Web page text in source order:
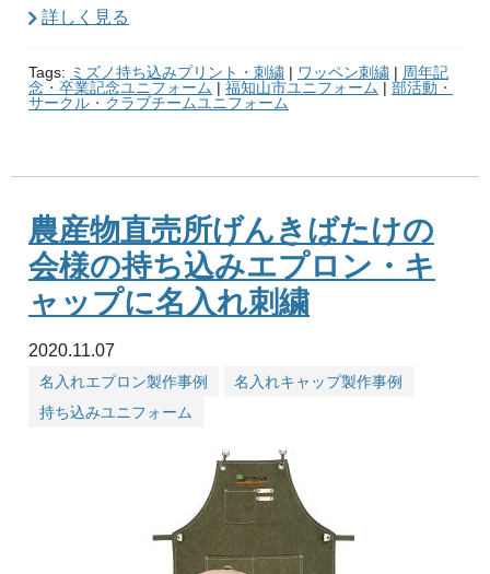
詳しく見る
Tags: ミズノ持ち込みプリント・刺繍 | ワッペン刺繍 | 周年記
念・卒業記念ユニフォーム | 福知山市ユニフォーム | 部活動・
サークル・クラブチームユニフォーム
農産物直売所げんきばたけの
会様の持ち込みエプロン・キ
ャップに名入れ刺繍
2020.11.07
名入れエプロン製作事例
名入れキャップ製作事例
持ち込みユニフォーム